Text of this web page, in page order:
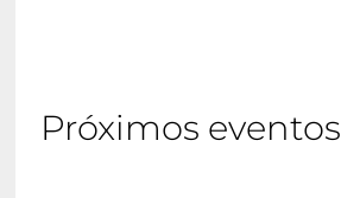
Próximos eventos